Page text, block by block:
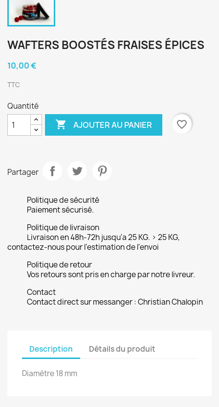
WAFTERS BOOSTÉS FRAISES ÉPICES
10,00 €
TTC
Quantité
 AJOUTER AU PANIER favorite_border
Partager
Politique de sécurité
Paiement sécurisé.
Politique de livraison
Livraison en 48h-72h jusqu'a 25 KG. > 25 KG,
contactez-nous pour l'estimation de l'envoi
Politique de retour
Vos retours sont pris en charge par notre livreur.
Contact
Contact direct sur messanger : Christian Chalopin
Description Détails du produit
Diamètre 18 mm